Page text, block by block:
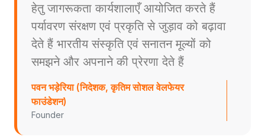
हेतु जागरूकता कार्यशालाएँ आयोजित करते हैं
पर्यावरण संरक्षण एवं प्रकृति से जुड़ाव को बढ़ावा
देते हैं भारतीय संस्कृति एवं सनातन मूल्यों को
समझने और अपनाने की प्रेरणा देते हैं
पवन भड़ेरिया (निदेशक, कृतिम सोशल वेलफेयर
फाउंडेशन)
Founder